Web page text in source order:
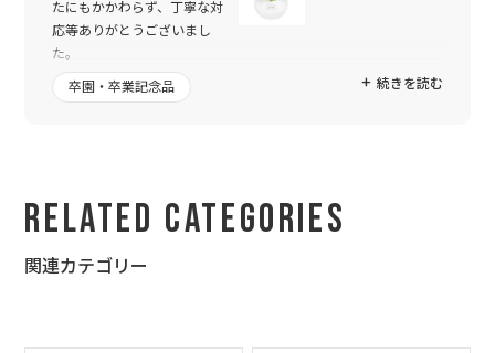
たにもかかわらず、丁寧な対
応等ありがとうございまし
た。
私の分も購入したのですが、到着してさっそく開けさせていただ
また機会があれば注文したいと思います。本当にありがとうござ
いました。
続きを読む
卒園・卒業記念品
Related Categories
関連カテゴリー